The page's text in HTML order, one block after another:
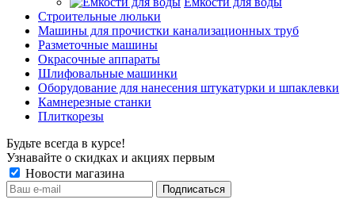
Строительные люльки
Машины для прочистки канализационных труб
Разметочные машины
Окрасочные аппараты
Шлифовальные машинки
Оборудование для нанесения штукатурки и шпаклевки
Камнерезные станки
Плиткорезы
Будьте всегда в курсе!
Узнавайте о скидках и акциях первым
Новости магазина